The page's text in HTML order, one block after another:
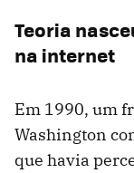
Teoria
na internet
Em 1990, um
Washington
que havia